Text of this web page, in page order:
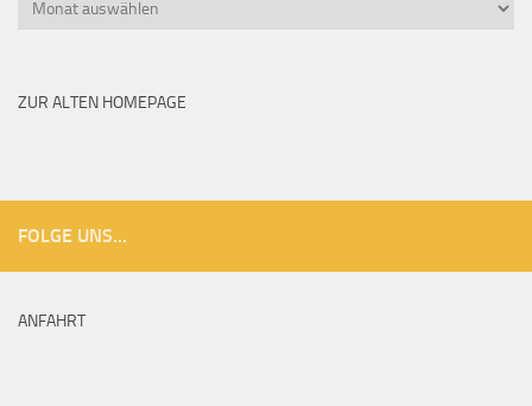
ZUR ALTEN HOMEPAGE
FOLGE UNS...
ANFAHRT